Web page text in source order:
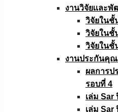
งานวิจัยเเละ
วิจัยในชั้
วิจัยในชั้
วิจัยในชั้
งานประกันคุ
ผลการ
รอบที่ 4
เล่ม Sar
เล่ม Sar